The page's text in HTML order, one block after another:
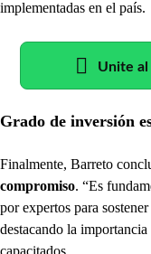
implementadas en el país.
Unite al
Grado de inversión
Finalmente, Barreto
compromiso. “Es
por expertos para
destacando la
capacitados.